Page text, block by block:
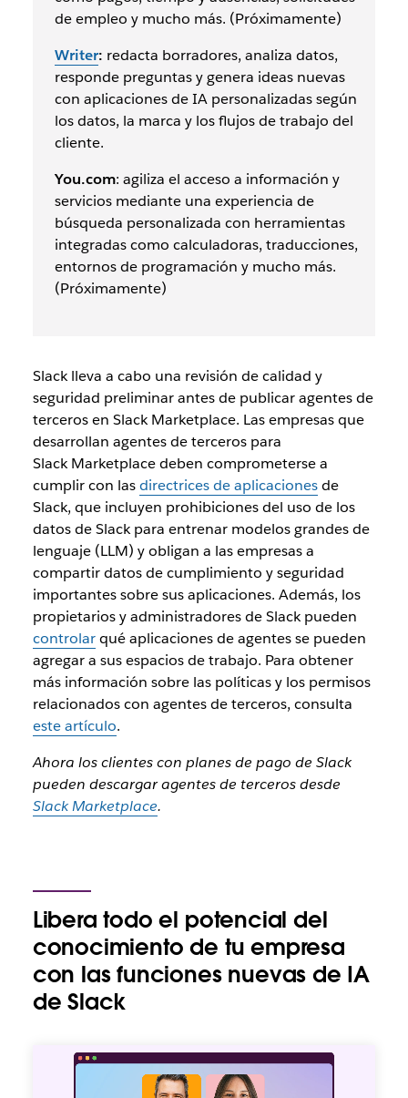
de empleo y mucho más. (Próximamente)
Writer: redacta borradores, analiza datos,
responde preguntas y genera ideas nuevas
con aplicaciones de IA personalizadas según
los datos, la marca y los flujos de trabajo del
cliente.
​​You.com: agiliza el acceso a información y
servicios mediante una experiencia de
búsqueda personalizada con herramientas
integradas como calculadoras, traducciones,
entornos de programación y mucho más.
(Próximamente)
Slack lleva a cabo una revisión de calidad y
seguridad preliminar antes de publicar agentes de
terceros en Slack Marketplace. Las empresas que
desarrollan agentes de terceros para
Slack Marketplace deben comprometerse a
cumplir con lasdirectrices de aplicacionesde
Slack, que incluyen prohibiciones del uso de los
datos de Slack para entrenar modelos grandes de
lenguaje (LLM) y obligan a las empresas a
compartir datos de cumplimiento y seguridad
importantes sobre sus aplicaciones. Además, los
propietarios y administradores de Slack pueden
controlarqué aplicaciones de agentes se pueden
agregar a sus espacios de trabajo. Para obtener
más información sobre las políticas y los permisos
relacionados con agentes de terceros, consulta
este artículo.
Ahora los clientes con planes de pago de Slack
pueden descargar agentes de terceros desde
Slack Marketplace.
Libera todo el potencial del
conocimiento de tu empresa
con las funciones nuevas de IA
de Slack